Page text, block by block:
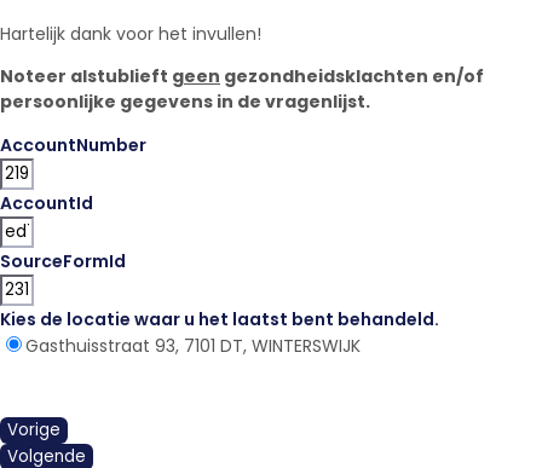
Hartelijk dank voor het invullen!
Noteer alstublieft geen gezondheidsklachten en/of
persoonlijke gegevens in de vragenlijst.
AccountNumber
AccountId
SourceFormId
Kies de locatie waar u het laatst bent behandeld.
Gasthuisstraat 93, 7101 DT, WINTERSWIJK
Vorige
Volgende